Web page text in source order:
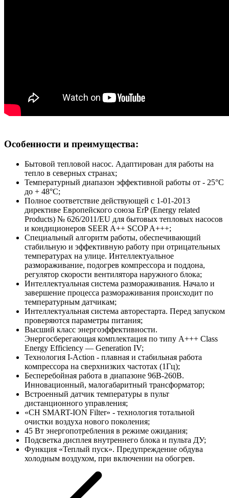
Особенности и преимущества:
Бытовой тепловой насос. Адаптирован для работы на
тепло в северных странах;
Температурный диапазон эффективной работы от - 25°С
до + 48°С;
Полное соответствие действующей c 1-01-2013
директиве Европейского союза ErP (Energy related
Products) № 626/2011/EU для бытовых тепловых насосов
и кондиционеров SEER A++ SCOP A+++;
Специальный алгоритм работы, обеспечивающий
стабильную и эффективную работу при отрицательных
температурах на улице. Интеллектуальное
размораживание, подогрев компрессора и поддона,
регулятор скорости вентилятора наружного блока;
Интеллектуальная система размораживания. Начало и
завершение процесса размораживания происходит по
температурным датчикам;
Интеллектуальная система авторестарта. Перед запуском
проверяются параметры питания;
Высший класс энергоэффективности.
Энергосберегающая комплектация по типу A+++ Class
Energy Efficiency — Generation IV;
Технология I-Action - плавная и стабильная работа
компрессора на сверхнизких частотах (1Гц);
Бесперебойная работа в диапазоне 96В-260В.
Инновационный, малогабаритный трансформатор;
Встроенный датчик температуры в пульт
дистанционного управления;
«CH SMART-ION Filter» - технология тотальной
очистки воздуха нового поколения;
45 Вт энергопотребления в режиме ожидания;
Подсветка дисплея внутреннего блока и пульта ДУ;
Функция «Теплый пуск». Предупреждение обдува
холодным воздухом, при включении на обогрев.